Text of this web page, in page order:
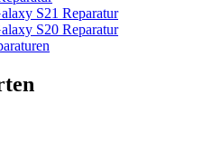
S21 Reparatur
S20 Reparatur